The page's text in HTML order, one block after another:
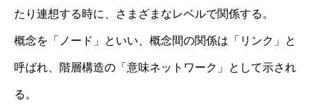
たり連想する時に、さまざまなレベルで関係する。
概念を「ノード」といい、概念間の関係は「リンク」と
呼ばれ、階層構造の「意味ネットワーク」として示され
る。